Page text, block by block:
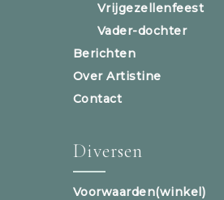
Vrijgezellenfeest
Vader-dochter
Berichten
Over Artistine
Contact
Diversen
Voorwaarden(winkel)